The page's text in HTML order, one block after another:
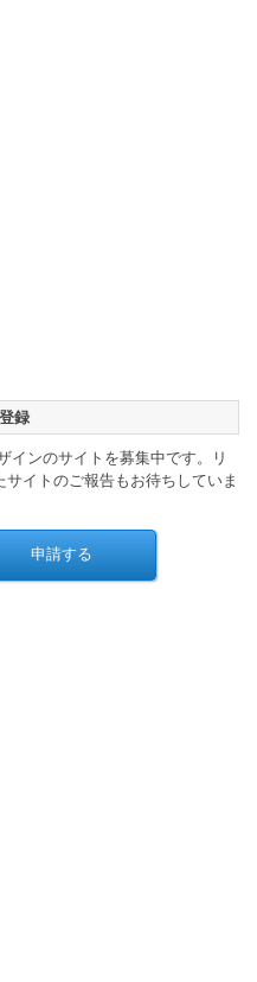
録
インのサイトを募集中です。リ
サイトのご報告もお待ちしていま